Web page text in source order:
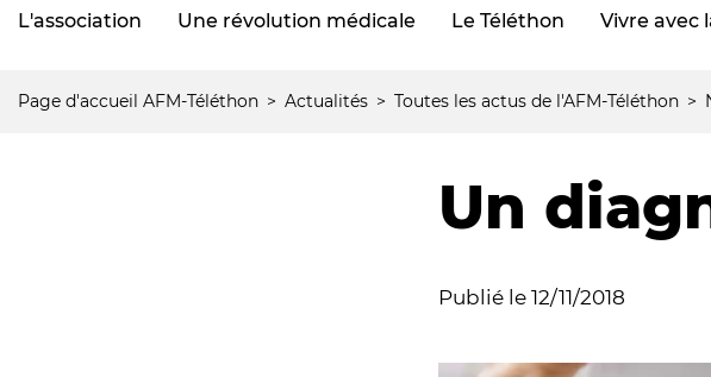
Navigation
L'association Une révolution médicale Le Téléthon Vivre avec
Fil
Page d'accueil AFM-Téléthon Actualités Toutes les actus de l'AFM-Téléthon
Un
Publié le 12/11/2018